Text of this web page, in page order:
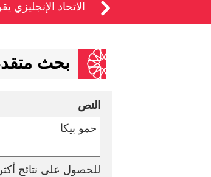
الاتحاد الإنجليزي
بحث
النص
للحصول على نتائج